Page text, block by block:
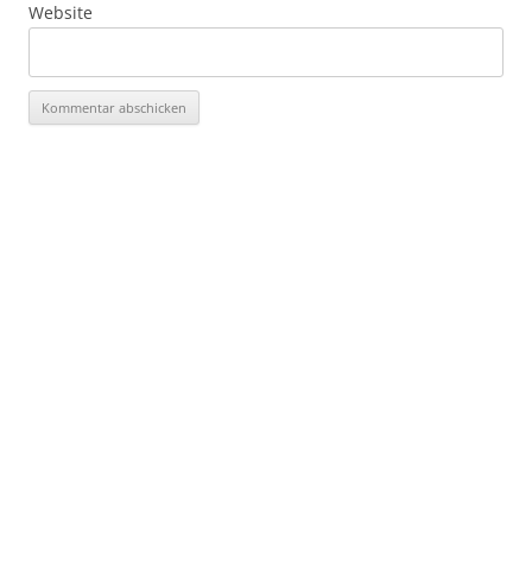
Website